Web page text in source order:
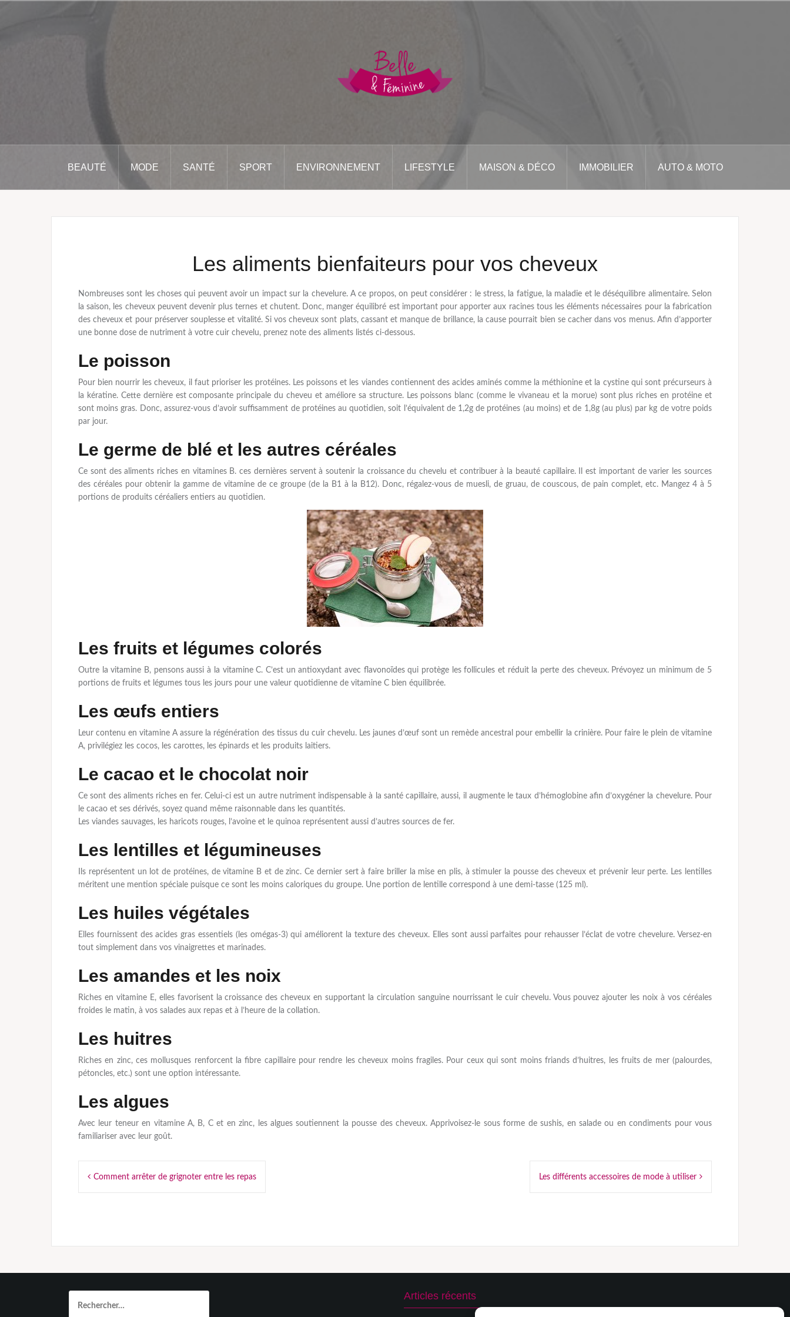
BEAUTÉ MODE SANTÉ SPORT ENVIRONNEMENT LIFESTYLE MAISON & DÉCO IMMOBILIER AUTO & MOTO
Les aliments bienfaiteurs pour vos cheveux
Nombreuses sont les choses qui peuvent avoir un impact sur la chevelure. A ce propos, on peut considérer : le stress, la fatigue, la maladie et le déséquilibre alimentaire. Selon
la saison, les cheveux peuvent devenir plus ternes et chutent. Donc, manger équilibré est important pour apporter aux racines tous les éléments nécessaires pour la fabrication
des cheveux et pour préserver souplesse et vitalité. Si vos cheveux sont plats, cassant et manque de brillance, la cause pourrait bien se cacher dans vos menus. Afin d’apporter
une bonne dose de nutriment à votre cuir chevelu, prenez note des aliments listés ci-dessous.
Le poisson
Pour bien nourrir les cheveux, il faut prioriser les protéines. Les poissons et les viandes contiennent des acides aminés comme la méthionine et la cystine qui sont précurseurs à
la kératine. Cette dernière est composante principale du cheveu et améliore sa structure. Les poissons blanc (comme le vivaneau et la morue) sont plus riches en protéine et
sont moins gras. Donc, assurez-vous d’avoir suffisamment de protéines au quotidien, soit l’équivalent de 1,2g de protéines (au moins) et de 1,8g (au plus) par kg de votre poids
par jour.
Le germe de blé et les autres céréales
Ce sont des aliments riches en vitamines B. ces dernières servent à soutenir la croissance du chevelu et contribuer à la beauté capillaire. Il est important de varier les sources
des céréales pour obtenir la gamme de vitamine de ce groupe (de la B1 à la B12). Donc, régalez-vous de muesli, de gruau, de couscous, de pain complet, etc. Mangez 4 à 5
portions de produits céréaliers entiers au quotidien.
Les fruits et légumes colorés
Outre la vitamine B, pensons aussi à la vitamine C. C’est un antioxydant avec flavonoïdes qui protège les follicules et réduit la perte des cheveux. Prévoyez un minimum de 5
portions de fruits et légumes tous les jours pour une valeur quotidienne de vitamine C bien équilibrée.
Les œufs entiers
Leur contenu en vitamine A assure la régénération des tissus du cuir chevelu. Les jaunes d’œuf sont un remède ancestral pour embellir la crinière. Pour faire le plein de vitamine
A, privilégiez les cocos, les carottes, les épinards et les produits laitiers.
Le cacao et le chocolat noir
Ce sont des aliments riches en fer. Celui-ci est un autre nutriment indispensable à la santé capillaire, aussi, il augmente le taux d’hémoglobine afin d’oxygéner la chevelure. Pour
le cacao et ses dérivés, soyez quand même raisonnable dans les quantités.
Les viandes sauvages, les haricots rouges, l’avoine et le quinoa représentent aussi d’autres sources de fer.
Les lentilles et légumineuses
Ils représentent un lot de protéines, de vitamine B et de zinc. Ce dernier sert à faire briller la mise en plis, à stimuler la pousse des cheveux et prévenir leur perte. Les lentilles
méritent une mention spéciale puisque ce sont les moins caloriques du groupe. Une portion de lentille correspond à une demi-tasse (125 ml).
Les huiles végétales
Elles fournissent des acides gras essentiels (les omégas-3) qui améliorent la texture des cheveux. Elles sont aussi parfaites pour rehausser l’éclat de votre chevelure. Versez-en
tout simplement dans vos vinaigrettes et marinades.
Les amandes et les noix
Riches en vitamine E, elles favorisent la croissance des cheveux en supportant la circulation sanguine nourrissant le cuir chevelu. Vous pouvez ajouter les noix à vos céréales
froides le matin, à vos salades aux repas et à l’heure de la collation.
Les huitres
Riches en zinc, ces mollusques renforcent la fibre capillaire pour rendre les cheveux moins fragiles. Pour ceux qui sont moins friands d’huitres, les fruits de mer (palourdes,
pétoncles, etc.) sont une option intéressante.
Les algues
Avec leur teneur en vitamine A, B, C et en zinc, les algues soutiennent la pousse des cheveux. Apprivoisez-le sous forme de sushis, en salade ou en condiments pour vous
familiariser avec leur goût.
Navigation
Comment arrêter de grignoter entre les repas Les différents accessoires de mode à utiliser
Articles récents